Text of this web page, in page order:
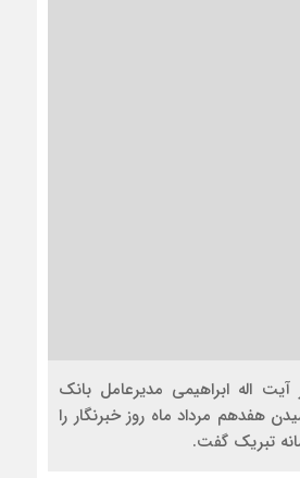
آیت اله ابراهیمی مدیرعامل بانک
هفدهم مرداد ماه روز خبرنگار را
تبریک گفت.